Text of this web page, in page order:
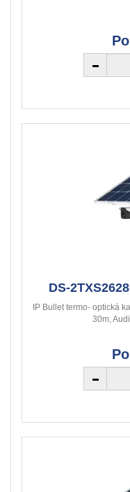
DS-
IP Bullet termo- optická
30m,